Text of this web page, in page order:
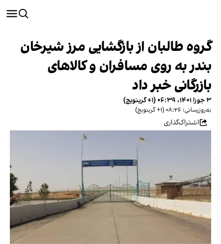
گروه طالبان از بازگشایی مرز شیرخان
بندر به روی مسافران و کالا‌های
بازرگانی خبر داد
۳ جوزا ۱۴۰۱، ۰۶:۳۹ (‎+۱ گرینویچ)
به‌روزرسانی: ۰۸:۲۶ (‎+۱ گرینویچ)
اشتراک‌گذاری